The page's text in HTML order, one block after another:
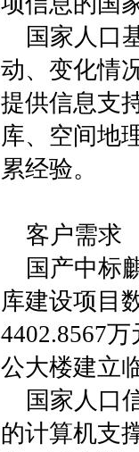
国家人口
动、变化情
提供信息支
库、空间地
累经验。
客户需求
国产中标
库建设项目
4402.8567
公大楼建立
国家人口
的计算机支